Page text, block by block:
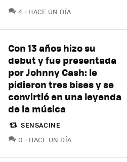
4 COMENTARIOS
HACE UN DÍA
Con 13 años hizo su
debut y fue presentada
por Johnny Cash: le
pidieron tres bises y se
convirtió en una leyenda
de la música
SENSACINE
0 COMENTARIOS
HACE UN DÍA